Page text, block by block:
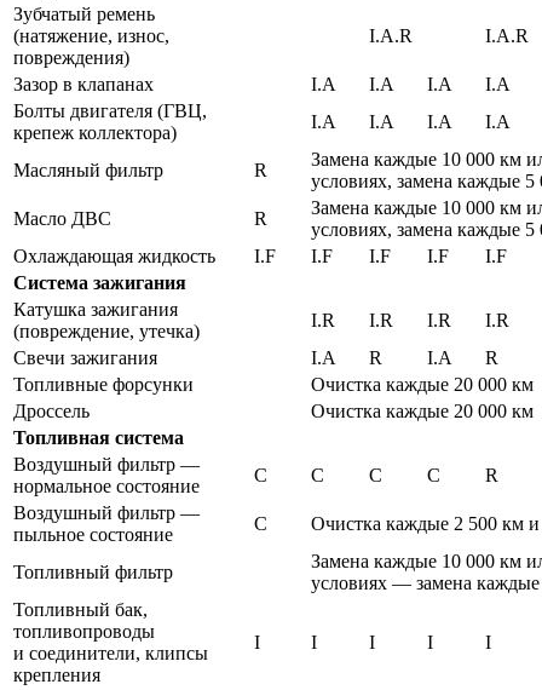
Зубчатый ремень
(натяжение, износ,
повреждения)
I.A.R I.A.R
Зазор в клапанах I.A I.A I.A
I.A
Болты двигателя (ГВЦ,
крепеж коллектора)
I.A I.A I.A I.A
Масляный фильтр R
Замена каждые 10 000 км
условиях, замена каждые
Масло ДВС
R
Замена каждые 10 000 км
условиях, замена каждые
Охлаждающая жидкость
I.F I.F I.F I.F
I.F
Система зажигания
Катушка зажигания
(повреждение, утечка)
I.R I.R I.R
I.R
Свечи зажигания
I.A R I.A
R
Топливные форсунки
Очистка каждые 20 000 км
Дроссель
Очистка каждые 20 000 км
Топливная система
Воздушный фильтр —
нормальное состояние
C C C C
R
Воздушный фильтр —
пыльное состояние
C Очистка каждые 2 500 км
Топливный фильтр
Замена каждые 10 000 км
условиях — замена
Топливный бак,
топливопроводы
и соединители, клипсы
крепления
I I I I I